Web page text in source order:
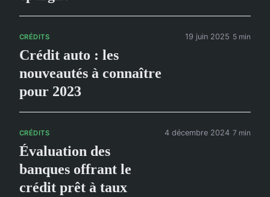
CRÉDITS
Crédit auto : les
nouveautés à connaître
pour 2023
19 juin 2025 5 min
CRÉDITS
Évaluation des
banques offrant le
crédit prêt à taux
4 décembre 2024 7 min